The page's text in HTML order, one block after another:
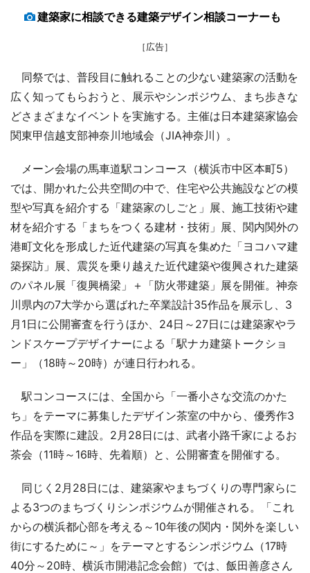
建築家に相談できる建築デザイン相談コーナーも
［広告］
同祭では、普段目に触れることの少ない建築家の活動を
広く知ってもらおうと、展示やシンポジウム、まち歩きな
どさまざまなイベントを実施する。主催は日本建築家協会
関東甲信越支部神奈川地域会（JIA神奈川）。
メーン会場の馬車道駅コンコース（横浜市中区本町5）
では、開かれた公共空間の中で、住宅や公共施設などの模
型や写真を紹介する「建築家のしごと」展、施工技術や建
材を紹介する「まちをつくる建材・技術」展、関内関外の
港町文化を形成した近代建築の写真を集めた「ヨコハマ建
築探訪」展、震災を乗り越えた近代建築や復興された建築
のパネル展「復興橋梁」＋「防火帯建築」展を開催。神奈
川県内の7大学から選ばれた卒業設計35作品を展示し、3
月1日に公開審査を行うほか、24日～27日には建築家やラ
ンドスケープデザイナーによる「駅ナカ建築トークショ
ー」（18時～20時）が連日行われる。
駅コンコースには、全国から「一番小さな交流のかた
ち」をテーマに募集したデザイン茶室の中から、優秀作3
作品を実際に建設。2月28日には、武者小路千家によるお
茶会（11時～16時、先着順）と、公開審査を開催する。
同じく2月28日には、建築家やまちづくりの専門家らに
よる3つのまちづくりシンポジウムが開催される。「これ
からの横浜都心部を考える～10年後の関内・関外を楽しい
街にするために～」をテーマとするシンポジウム（17時
40分～20時、横浜市開港記念会館）では、飯田善彦さん